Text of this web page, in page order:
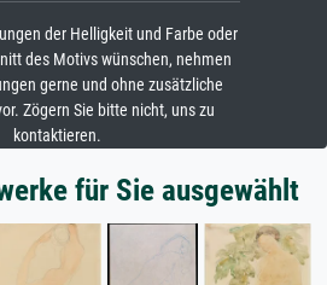
der Helligkeit und Farbe oder
des Motivs wünschen, nehmen
gerne und ohne zusätzliche
Zögern Sie bitte nicht, uns zu
kontaktieren.
für Sie ausgewählt